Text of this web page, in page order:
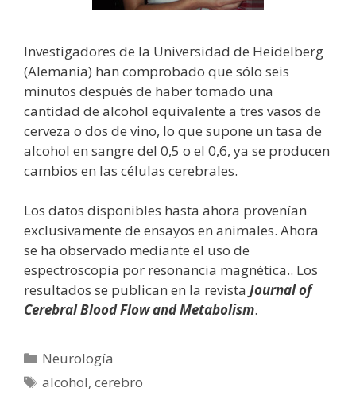
Investigadores de la Universidad de Heidelberg
(Alemania) han comprobado que sólo seis
minutos después de haber tomado una
cantidad de alcohol equivalente a tres vasos de
cerveza o dos de vino, lo que supone un tasa de
alcohol en sangre del 0,5 o el 0,6, ya se producen
cambios en las células cerebrales.
Los datos disponibles hasta ahora provenían
exclusivamente de ensayos en animales. Ahora
se ha observado mediante el uso de
espectroscopia por resonancia magnética.. Los
resultados se publican en la revista Journal of
Cerebral Blood Flow and Metabolism.
Categorías
Neurología
Etiquetas
alcohol,cerebro